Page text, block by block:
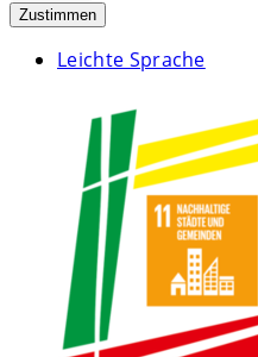
Zustimmen
Leichte Sprache